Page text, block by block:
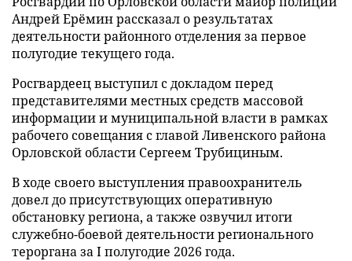
Андрей Ерёмин рассказал о результатах
деятельности районного отделения за первое
полугодие текущего года.
Росгвардеец выступил с докладом перед
представителями местных средств массовой
информации и муниципальной власти в рамках
рабочего совещания с главой Ливенского района
Орловской области Сергеем Трубициным.
В ходе своего выступления правоохранитель
довел до присутствующих оперативную
обстановку региона, а также озвучил итоги
служебно-боевой деятельности регионального
тероргана за I полугодие 2026 года.